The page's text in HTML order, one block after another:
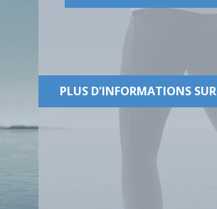
PLUS D'INFORMATIONS